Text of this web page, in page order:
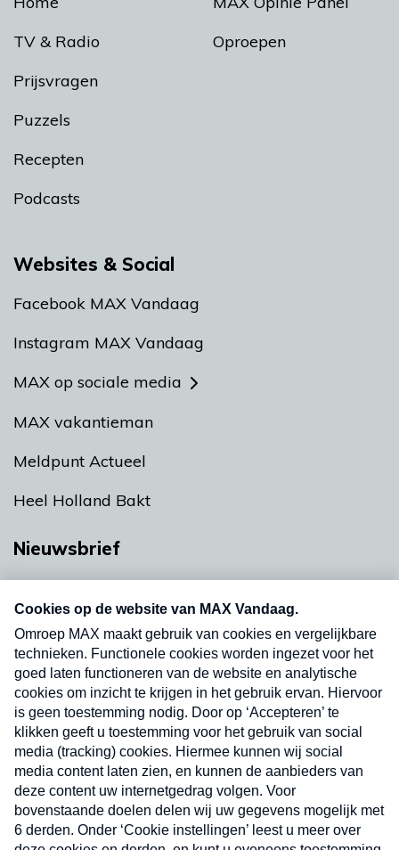
TV & Radio
Prijsvragen
Puzzels
Recepten
Podcasts
Oproepen
Websites & Social
Facebook MAX Vandaag
Instagram MAX Vandaag
MAX op sociale media
MAX vakantieman
Meldpunt Actueel
Heel Holland Bakt
Nieuwsbrief
nieuwsbrief. Elke vrijdag- en dinsdagochtend in
uw mailbox.
Verzend
Nieuwsbrief